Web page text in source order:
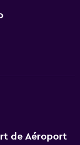
de Aéroport